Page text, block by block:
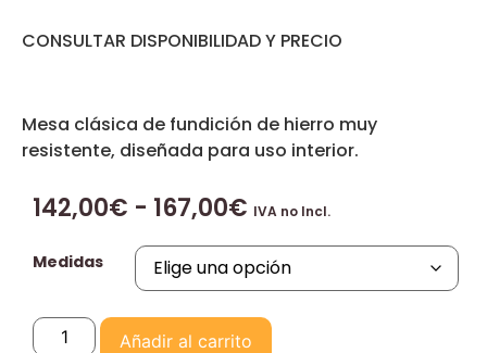
CONSULTAR DISPONIBILIDAD Y PRECIO
Mesa clásica de fundición de hierro muy
resistente, diseñada para uso interior.
142,00€ - 167,00€ IVA no Incl.
Medidas
Añadir al carrito